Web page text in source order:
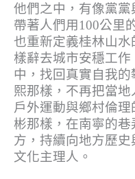
他們之中，有像黨黨
帶著人們用100公里
也重新定義桂林山
樣辭去城市安穩工
中，找回真實自我
熙那樣，不再把當
戶外運動與鄉村倫
彬那樣，在南寧的
方，持續向地方歷
文化主理人。